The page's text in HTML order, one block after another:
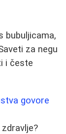
bubuljicama,
za negu
i česte
govore